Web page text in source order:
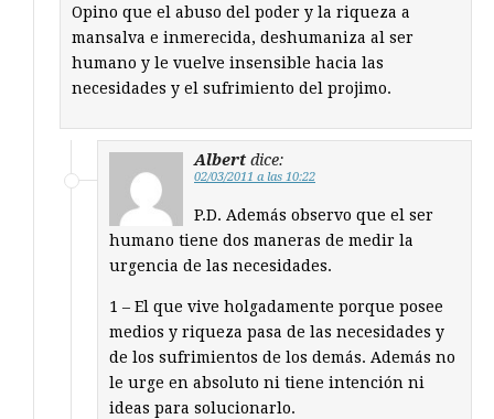
Opino que el abuso del poder y la riqueza a
mansalva e inmerecida, deshumaniza al ser
humano y le vuelve insensible hacia las
necesidades y el sufrimiento del projimo.
Albert dice:
02/03/2011 a las 10:22
P.D. Además observo que el ser
humano tiene dos maneras de medir la
urgencia de las necesidades.
1 – El que vive holgadamente porque posee
medios y riqueza pasa de las necesidades y
de los sufrimientos de los demás. Además no
le urge en absoluto ni tiene intención ni
ideas para solucionarlo.